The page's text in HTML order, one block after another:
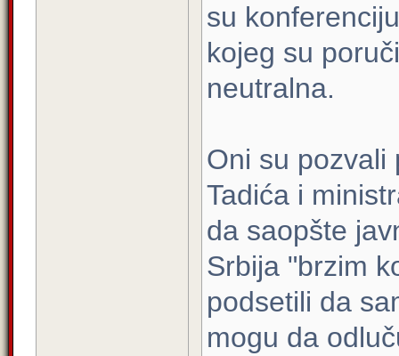
su
kojeg su
neutralna.
Oni su pozvali
Tadića i
da saopšte
Srbija "brzim
podsetili da
mogu da